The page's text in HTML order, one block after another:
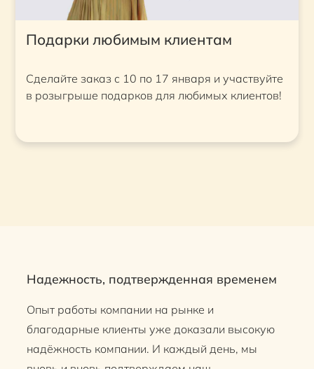
Подарки любимым клиентам
Сделайте заказ с 10 по 17 января и участвуйте
в розыгрыше подарков для любимых клиентов!
Надежность, подтвержденная временем
Опыт работы компании на рынке и
благодарные клиенты уже доказали высокую
надёжность компании. И каждый день, мы